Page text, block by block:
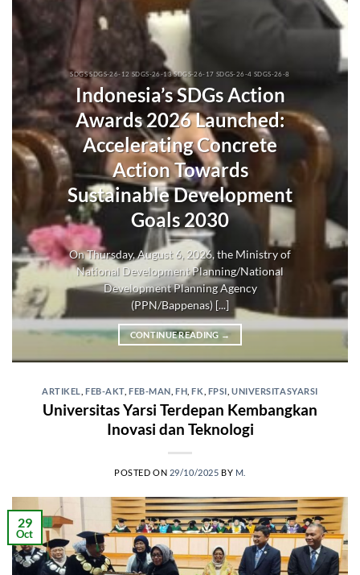
SDGS SDGS-26-12 SDGS-26-13 SDGS-26-17 SDGS-26-4 SDGS-26-8
Indonesia’s SDGs Action
Awards 2026 Launched:
Accelerating Concrete
Action Towards
Sustainable Development
Goals 2030
On Thursday, August 6, 2026, the Ministry of
National Development Planning/National
Development Planning Agency
(PPN/Bappenas) [...]
CONTINUE READING →
ARTIKEL ,FEB-AKT,FEB-MAN ,FH ,FK FPSI ,UNIVERSITASYARSI
Universitas Yarsi Terdepan Kembangkan
Inovasi dan Teknologi
POSTED ON 29/10/2025 BY M.
29
Oct